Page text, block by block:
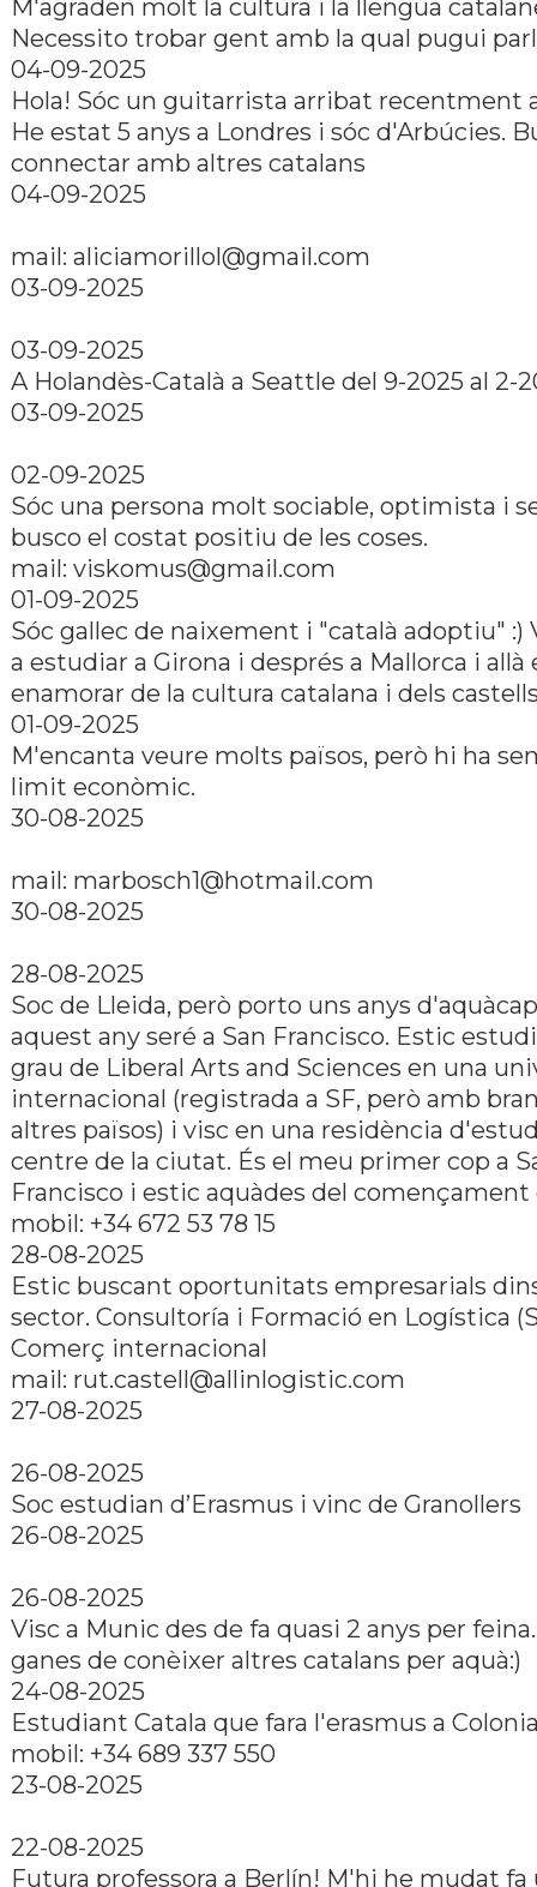
M'agraden molt la cultura i la llengua
Necessito trobar gent amb la qual pugui
04-09-2025
Hola! Sóc un guitarrista arribat recentment
He estat 5 anys a Londres i sóc d'Arbúcies.
connectar amb altres catalans
04-09-2025
mail: aliciamorillol@gmail.com
03-09-2025
03-09-2025
A Holandès-Català a Seattle del 9-2025 al 2-
03-09-2025
02-09-2025
Sóc una persona molt sociable, optimista i
busco el costat positiu de les coses.
mail: viskomus@gmail.com
01-09-2025
Sóc gallec de naixement i "català adoptiu" :)
a estudiar a Girona i després a Mallorca i allà
enamorar de la cultura catalana i dels
01-09-2025
M'encanta veure molts països, però hi ha
limit econòmic.
30-08-2025
mail: marbosch1@hotmail.com
30-08-2025
28-08-2025
Soc de Lleida, però porto uns anys
aquest any seré a San Francisco. Estic
grau de Liberal Arts and Sciences en una
internacional (registrada a SF, però amb
altres països) i visc en una residència
centre de la ciutat. És el meu primer cop a
Francisco i estic aquàdes del començament
mobil: +34 672 53 78 15
28-08-2025
Estic buscant oportunitats empresarials
sector. Consultoría i Formació en Logística
Comerç internacional
mail: rut.castell@allinlogistic.com
27-08-2025
26-08-2025
Soc estudian d’Erasmus i vinc de Granollers
26-08-2025
26-08-2025
Visc a Munic des de fa quasi 2 anys per
ganes de conèixer altres catalans per aquà:)
24-08-2025
Estudiant Catala que fara l'erasmus a
mobil: +34 689 337 550
23-08-2025
22-08-2025
Futura professora a Berlín! M'hi he mudat fa